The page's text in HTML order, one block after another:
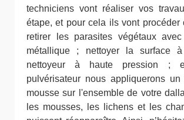
techniciens vont réaliser vos
étape, et pour cela ils vont procéder
retirer les parasites végétaux
métallique ; nettoyer la surface à
nettoyeur à haute pression ;
pulvérisateur nous appliquerons
mousse sur l'ensemble de votre
les mousses, les lichens et les